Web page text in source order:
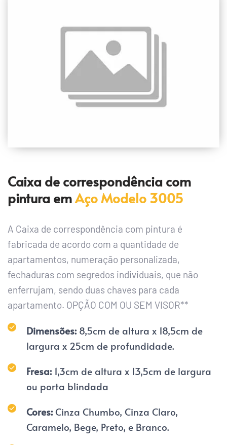
Caixa de correspondência com
pintura em Aço Modelo 3005
A Caixa de correspondência com pintura é
fabricada de acordo com a quantidade de
apartamentos, numeração personalizada,
fechaduras com segredos individuais, que não
enferrujam, sendo duas chaves para cada
apartamento. OPÇÃO COM OU SEM VISOR**
Dimensões: 8,5cm de altura x 18,5cm de
largura x 25cm de profundidade.
Fresa: 1,3cm de altura x 13,5cm de largura
ou porta blindada
Cores: Cinza Chumbo, Cinza Claro,
Caramelo, Bege, Preto, e Branco.